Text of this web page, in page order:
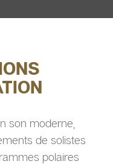
son moderne,
de solistes
polaires